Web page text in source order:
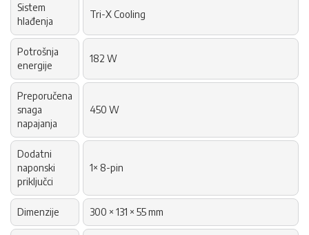
Sistem
hlađenja
Tri-X Cooling
Potrošnja
energije
182 W
Preporučena
snaga
napajanja
450 W
Dodatni
naponski
priključci
1× 8-pin
Dimenzije 300 × 131 × 55 mm